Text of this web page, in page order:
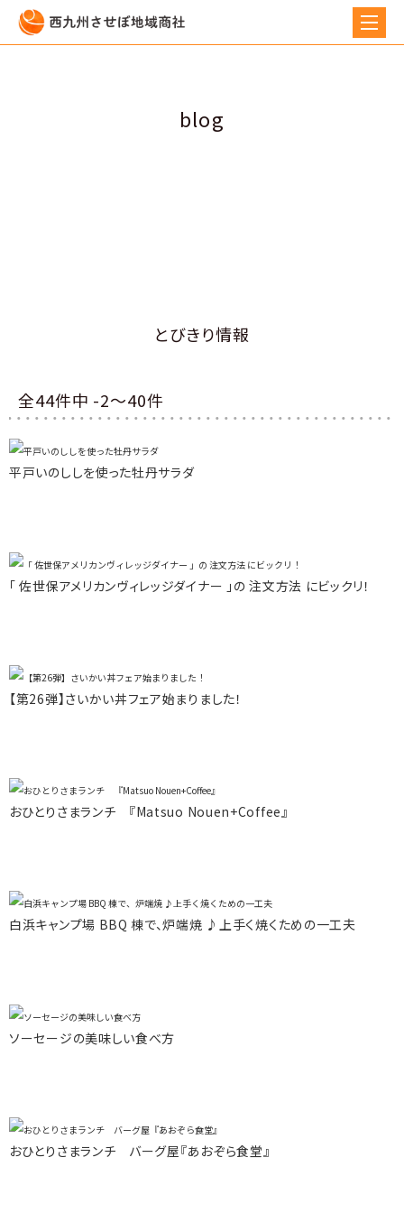
blog
とびきり情報
全44件中 -2〜40件
平戸いのししを使った牡丹サラダ
「 佐世保アメリカンヴィレッジダイナー 」の 注文方法 にビックリ！
【第26弾】さいかい丼フェア始まりました！
おひとりさまランチ 『Matsuo Nouen+Coffee』
白浜キャンプ場 BBQ 棟で、炉端焼 ♪上手く焼くための一工夫
ソーセージの美味しい食べ方
おひとりさまランチ バーグ屋『あおぞら食堂』